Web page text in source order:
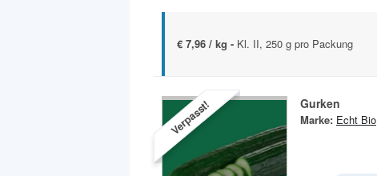
€ 7,96 / kg - Kl. II, 250 g pro Packung
Verpasst! Gurken
Marke: Echt Bio